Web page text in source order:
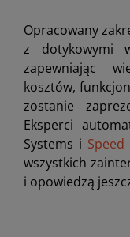
Opracowany
z dotykowymi
zapewniając
kosztów,
zostanie
Eksperci
Systems i Speed
wszystkich
i opowiedzą